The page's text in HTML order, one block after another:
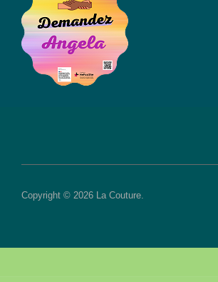
Copyright © 2026 La Couture.